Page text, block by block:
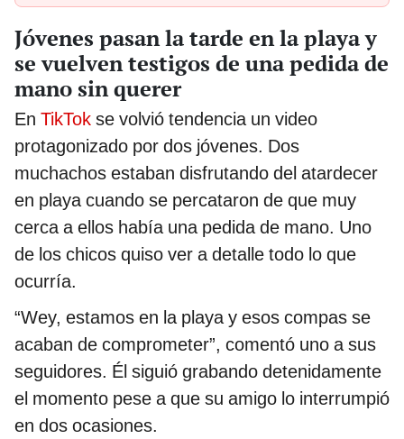
Jóvenes pasan la tarde en la playa y
se vuelven testigos de una pedida de
mano sin querer
En TikTok se volvió tendencia un video
protagonizado por dos jóvenes. Dos
muchachos estaban disfrutando del atardecer
en playa cuando se percataron de que muy
cerca a ellos había una pedida de mano. Uno
de los chicos quiso ver a detalle todo lo que
ocurría.
“Wey, estamos en la playa y esos compas se
acaban de comprometer”, comentó uno a sus
seguidores. Él siguió grabando detenidamente
el momento pese a que su amigo lo interrumpió
en dos ocasiones.